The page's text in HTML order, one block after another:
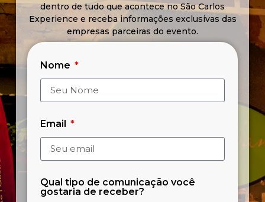
dentro de tudo que acontece no São Carlos
Experience e receba informações exclusivas das
empresas parceiras do evento.
Nome
Email
Qual tipo de comunicação você
gostaria de receber?